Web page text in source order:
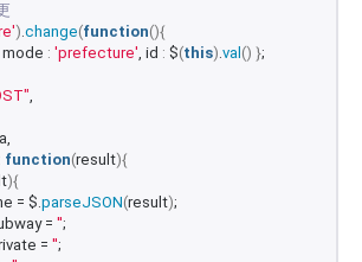
).change(function(){
mode : 'prefecture', id : $(this).val () };
,
function(result){
){
= $.
parseJSON(result);
subway =
'';
private =
'';